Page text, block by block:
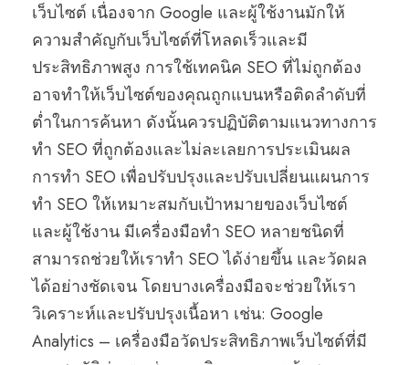
เว็บไซต์ เนื่องจาก Google และผู้ใช้งานมักให้
ความสำคัญกับเว็บไซต์ที่โหลดเร็วและมี
ประสิทธิภาพสูง การใช้เทคนิค SEO ที่ไม่ถูกต้อง
อาจทำให้เว็บไซต์ของคุณถูกแบนหรือติดลำดับที่
ต่ำในการค้นหา ดังนั้นควรปฏิบัติตามแนวทางการ
ทำ SEO ที่ถูกต้องและไม่ละเลยการประเมินผล
การทำ SEO เพื่อปรับปรุงและปรับเปลี่ยนแผนการ
ทำ SEO ให้เหมาะสมกับเป้าหมายของเว็บไซต์
และผู้ใช้งาน มีเครื่องมือทำ SEO หลายชนิดที่
สามารถช่วยให้เราทำ SEO ได้ง่ายขึ้น และวัดผล
ได้อย่างชัดเจน โดยบางเครื่องมือจะช่วยให้เรา
วิเคราะห์และปรับปรุงเนื้อหา เช่น: Google
Analytics – เครื่องมือวัดประสิทธิภาพเว็บไซต์ที่มี